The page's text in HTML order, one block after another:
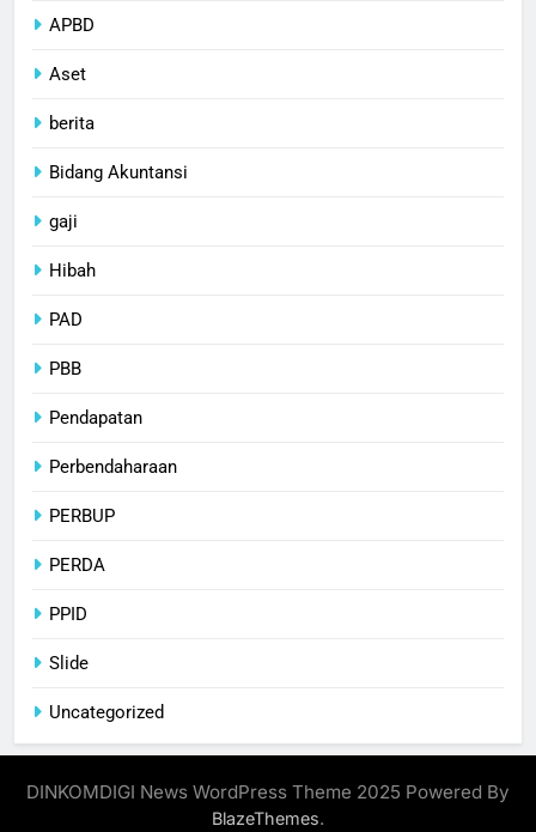
APBD
Aset
berita
Bidang Akuntansi
gaji
Hibah
PAD
PBB
Pendapatan
Perbendaharaan
PERBUP
PERDA
PPID
Slide
Uncategorized
DINKOMDIGI News WordPress Theme 2025 Powered By
BlazeThemes.